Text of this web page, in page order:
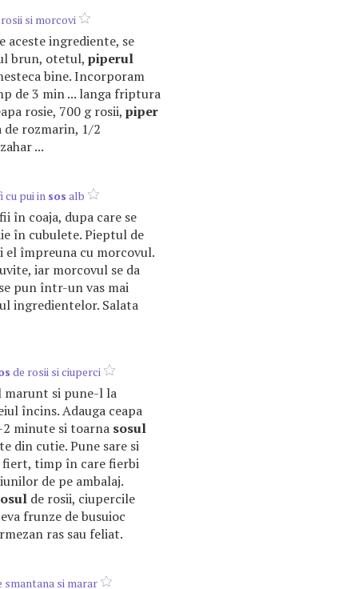
si morcovi
aceste ingrediente, se
brun, otetul, piperul
bine. Incorporam
de 3 min ... langa friptura
rosie, 700 g rosii, piper
de rozmarin, 1/2
...
cu pui in sos alb
în coaja, dupa care se
în cubulete. Pieptul de
el împreuna cu morcovul.
iar morcovul se da
pun într-un vas mai
ingredientelor. Salata
de rosii si ciuperci
marunt si pune-l la
încins. Adauga ceapa
minute si toarna sosul
din cutie. Pune sare si
fiert, timp în care fierbi
de pe ambalaj.
de rosii, ciupercile
frunze de busuioc
ras sau feliat.
smantana si marar